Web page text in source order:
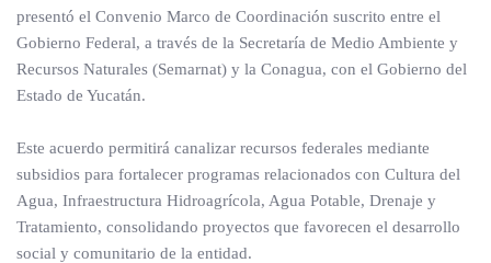
presentó el Convenio Marco de Coordinación suscrito entre el
Gobierno Federal, a través de la Secretaría de Medio Ambiente y
Recursos Naturales (Semarnat) y la Conagua, con el Gobierno del
Estado de Yucatán.
Este acuerdo permitirá canalizar recursos federales mediante
subsidios para fortalecer programas relacionados con Cultura del
Agua, Infraestructura Hidroagrícola, Agua Potable, Drenaje y
Tratamiento, consolidando proyectos que favorecen el desarrollo
social y comunitario de la entidad.